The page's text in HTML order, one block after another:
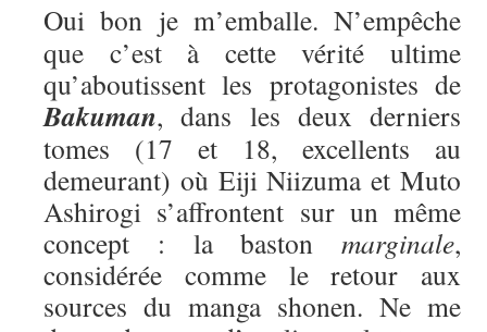
Oui bon je m’emballe. N’empêche
que c’est à cette vérité ultime
qu’aboutissent les protagonistes de
Bakuman, dans les deux derniers
tomes (17 et 18, excellents au
demeurant) où Eiji Niizuma et Muto
Ashirogi s’affrontent sur un même
concept : la baston marginale,
considérée comme le retour aux
sources du manga shonen. Ne me